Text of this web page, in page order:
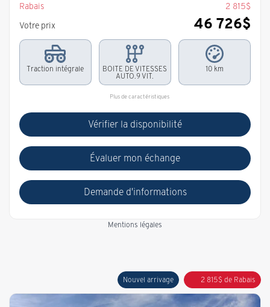
Rabais
2 815$
Votre prix
46 726$
Traction intégrale
BOITE DE VITESSES
AUTO.9 VIT.
10 km
Plus de caractéristiques
Vérifier la disponibilité
Évaluer mon échange
Demande d'informations
Mentions légales
Nouvel arrivage 2 815$ de Rabais